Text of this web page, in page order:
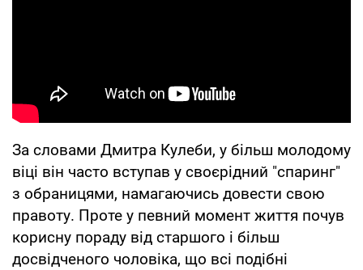
За словами Дмитра Кулеби, у більш молодому
віці він часто вступав у своєрідний "спаринг"
з обраницями, намагаючись довести свою
правоту. Проте у певний момент життя почув
корисну пораду від старшого і більш
досвідченого чоловіка, що всі подібні